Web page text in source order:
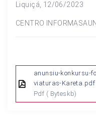
Liquiçá, 12/06/2023
CENTRO
anunsiu-konkursu-
viaturas-Kareta.pdf
Pdf ( Byteskb)